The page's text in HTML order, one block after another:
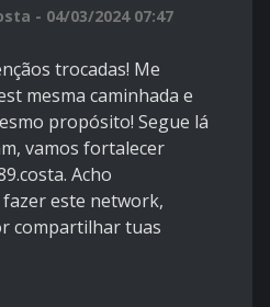
- 04/03/2024 07:47
trocadas! Me
mesma caminhada e
propósito! Segue lá
vamos fortalecer
Acho
este network,
compartilhar tuas